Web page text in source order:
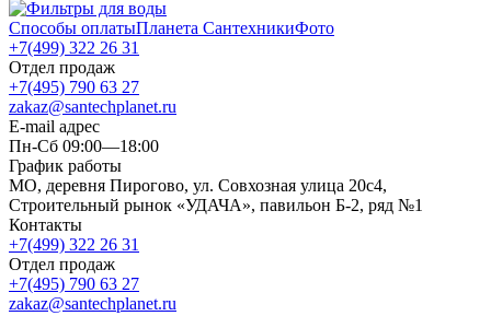
Способы оплатыПланета СантехникиФото
+7(499) 322 26 31
Отдел продаж
+7(495) 790 63 27
zakaz@santechplanet.ru
E-mail адрес
Пн-Сб 09:00—18:00
График работы
МО, деревня Пирогово, ул. Совхозная улица 20с4,
Строительный рынок «УДАЧА», павильон Б-2, ряд №1
Контакты
+7(499) 322 26 31
Отдел продаж
+7(495) 790 63 27
zakaz@santechplanet.ru